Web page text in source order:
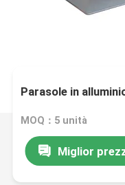
Parasole in
MOQ：5 unità
Miglior